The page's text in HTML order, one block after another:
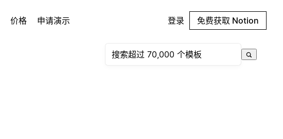
价格 申请演示 登录 免费获取 Notion